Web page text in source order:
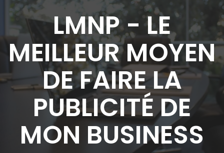
LMNP - LE
MEILLEUR MOYEN
DE FAIRE LA
PUBLICITÉ DE
MON BUSINESS